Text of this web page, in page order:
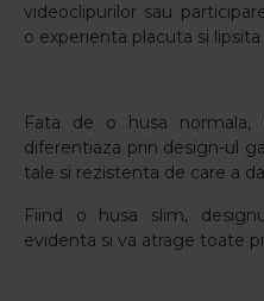
videoclipurilor sau
o experienta placuta si
Fata de o husa normala,
diferentiaza prin design-ul
tale si rezistenta de care a
Fiind o husa slim,
evidenta si va atrage toate